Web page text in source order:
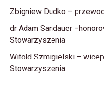
Zbigniew Dudko –
dr Adam Sandauer
Stowarzyszenia
Witold Szmigielski –
Stowarzyszenia